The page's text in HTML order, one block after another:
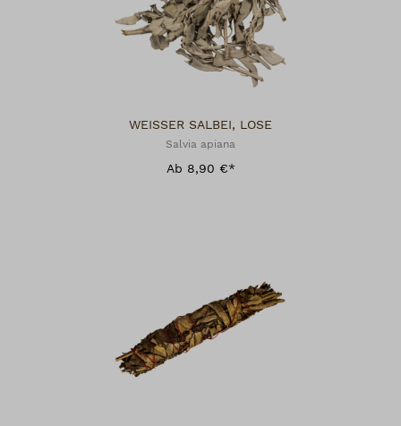
WEISSER SALBEI, LOSE
Salvia apiana
Ab 8,90 €*